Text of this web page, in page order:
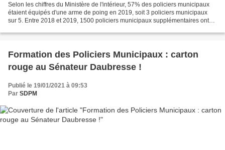
Selon les chiffres du Ministère de l'intérieur, 57% des policiers municipaux
étaient équipés d'une arme de poing en 2019, soit 3 policiers municipaux
sur 5. Entre 2018 et 2019, 1500 policiers municipaux supplémentaires ont
Formation des Policiers Municipaux : carton
rouge au Sénateur Daubresse !
Publié le 19/01/2021 à 09:53
Par SDPM